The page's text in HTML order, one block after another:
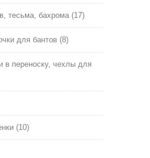
тесьма, бахрома (17)
для бантов (8)
в переноску, чехлы для
(10)